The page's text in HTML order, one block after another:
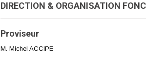
DIRECTION & ORGANISATION
Proviseur
M. Michel ACCIPE